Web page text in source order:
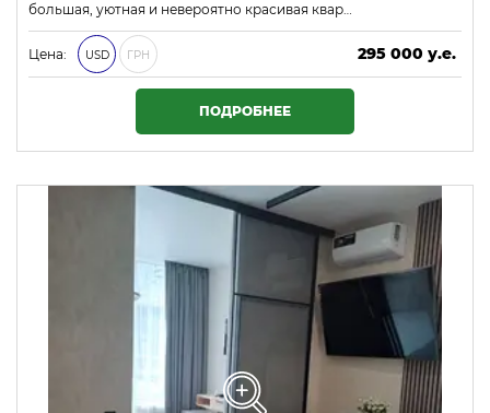
большая, уютная и невероятно красивая квар…
Цена: USD ГРН
295 000 у.е.
12 685 000 ₴
ПОДРОБНЕЕ